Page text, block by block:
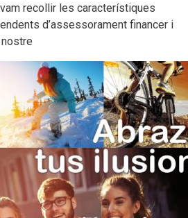
recollir les característiques
d’assessorament financer i